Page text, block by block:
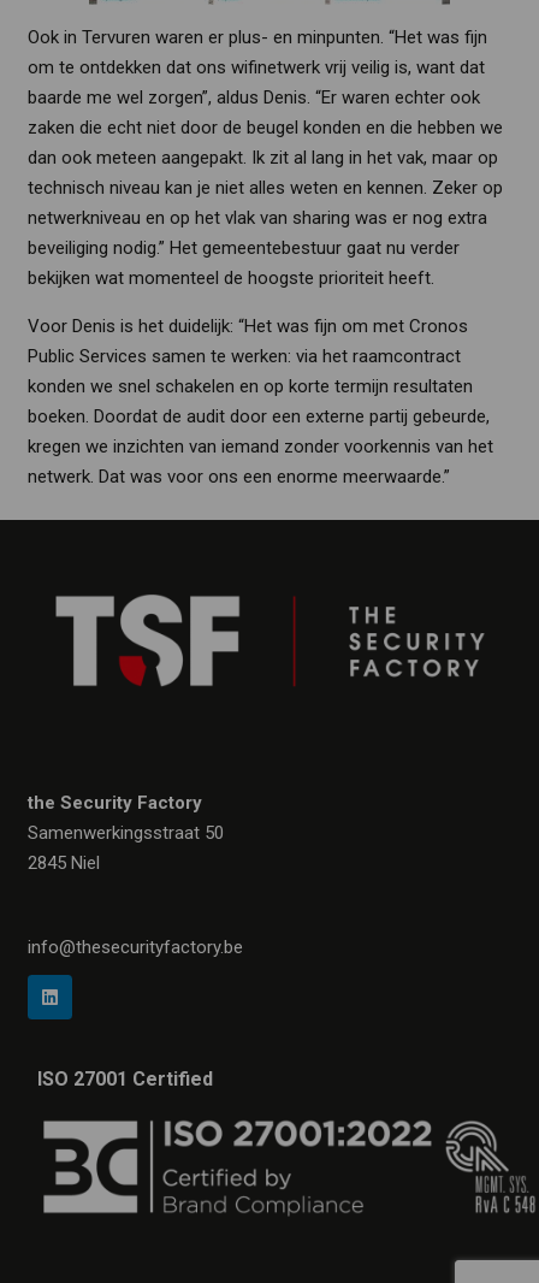
Ook in Tervuren waren er plus- en minpunten. “Het was fijn
om te ontdekken dat ons wifinetwerk vrij veilig is, want dat
baarde me wel zorgen”, aldus Denis. “Er waren echter ook
zaken die echt niet door de beugel konden en die hebben we
dan ook meteen aangepakt. Ik zit al lang in het vak, maar op
technisch niveau kan je niet alles weten en kennen. Zeker op
netwerkniveau en op het vlak van sharing was er nog extra
beveiliging nodig.” Het gemeentebestuur gaat nu verder
bekijken wat momenteel de hoogste prioriteit heeft.
Voor Denis is het duidelijk: “Het was fijn om met Cronos
Public Services samen te werken: via het raamcontract
konden we snel schakelen en op korte termijn resultaten
boeken. Doordat de audit door een externe partij gebeurde,
kregen we inzichten van iemand zonder voorkennis van het
netwerk. Dat was voor ons een enorme meerwaarde.”
the Security Factory
Samenwerkingsstraat 50
2845 Niel
info@thesecurityfactory.be
ISO 27001 Certified